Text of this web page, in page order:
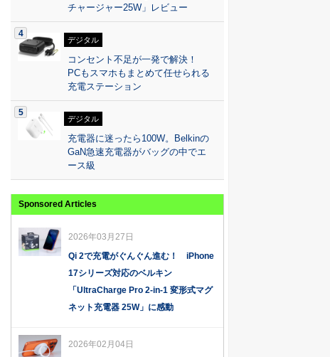
チャージャー25W」レビュー
4
デジタル
コンセント不足が一発で解決！
PCもスマホもまとめて任せられる
充電ステーション
5
デジタル
充電器に迷ったら100W。Belkinの
GaN急速充電器がバッグの中でエ
ース級
Sponsored Articles
2026年03月27日
Qi 2で充電がぐんぐん進む！ iPhone
17シリーズ対応のベルキン
「UltraCharge Pro 2-in-1 変形式マグ
ネット充電器 25W」に感動
2026年02月04日